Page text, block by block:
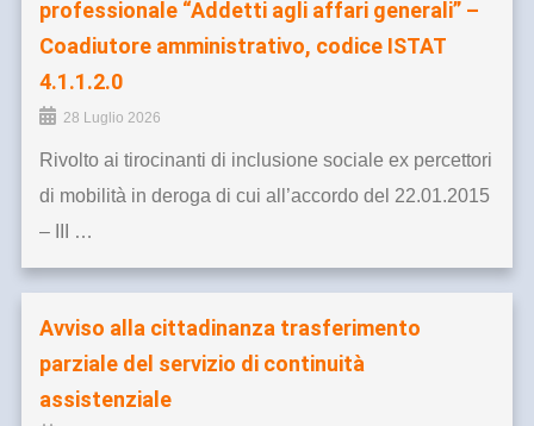
professionale “Addetti agli affari generali” –
Coadiutore amministrativo, codice ISTAT
4.1.1.2.0
28 Luglio 2026
Rivolto ai tirocinanti di inclusione sociale ex percettori
di mobilità in deroga di cui all’accordo del 22.01.2015
– III …
Avviso alla cittadinanza trasferimento
parziale del servizio di continuità
assistenziale